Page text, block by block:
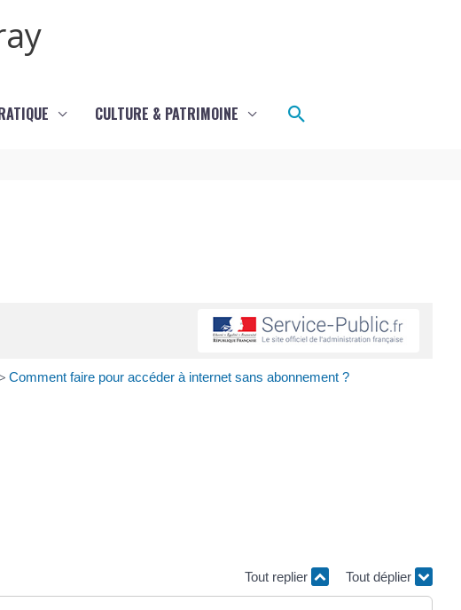
CULTURE & PATRIMOINE Rechercher
> Comment faire pour accéder à internet sans abonnement ?
Tout replier Tout déplier